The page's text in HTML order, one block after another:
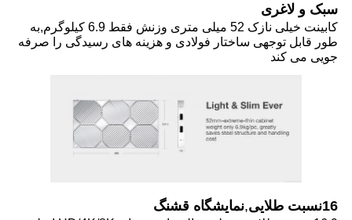
سبک و لاغری
کابینت خیلی نازک 52 میلی متری وزنش فقط 6.9 کیلوگرم ,به
طور قابل توجهی ساختار فولادی و هزینه های رسیدگی را صرفه
جویی می کند
16نسبت طلایی ,نمایشگاه قشنگ